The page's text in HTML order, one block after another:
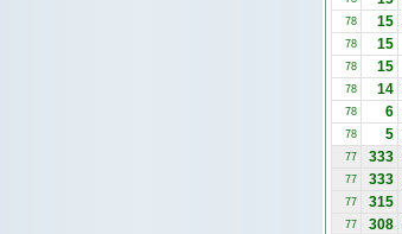
78 15
78 15
78 15
78 14
78 6
78 5
77 333
77 333
77 315
77 308